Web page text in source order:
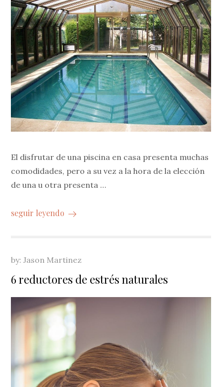
El disfrutar de una piscina en casa presenta muchas
comodidades, pero a su vez a la hora de la elección
de una u otra presenta …
seguir leyendo
by:Jason Martinez
6 reductores de estrés naturales